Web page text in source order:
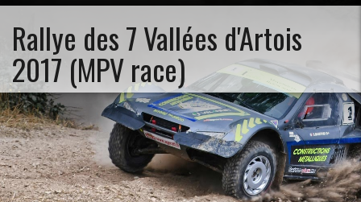
Rallye des 7 Vallées d'Artois
2017 (MPV race)